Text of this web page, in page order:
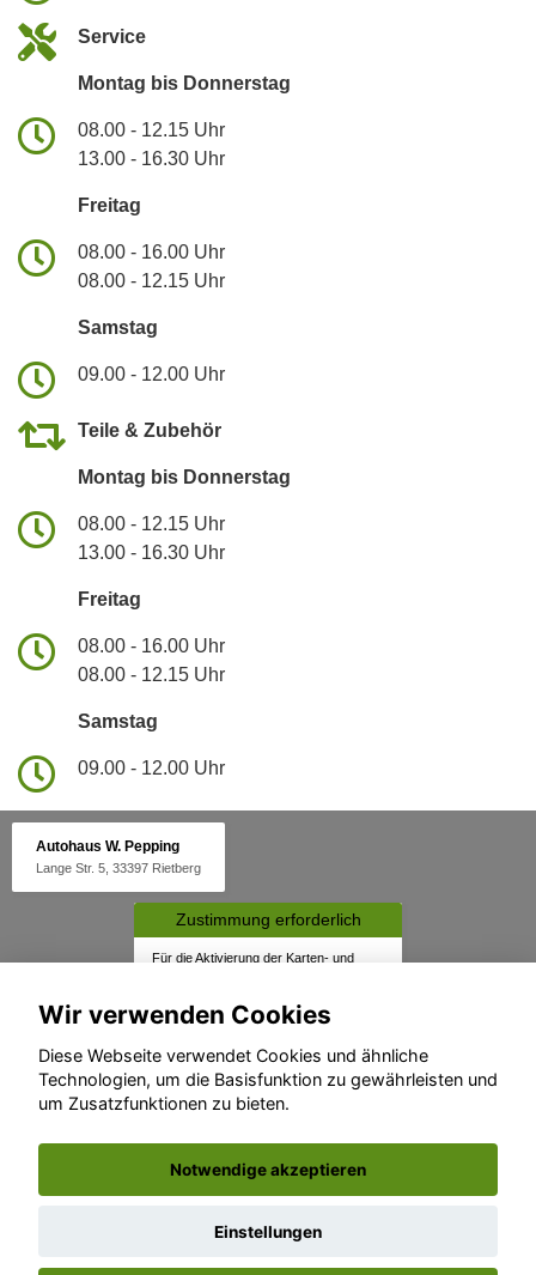
Service
Montag bis Donnerstag
08.00 - 12.15 Uhr
13.00 - 16.30 Uhr
Freitag
08.00 - 16.00 Uhr
08.00 - 12.15 Uhr
Samstag
09.00 - 12.00 Uhr
Teile & Zubehör
Montag bis Donnerstag
08.00 - 12.15 Uhr
13.00 - 16.30 Uhr
Freitag
08.00 - 16.00 Uhr
08.00 - 12.15 Uhr
Samstag
09.00 - 12.00 Uhr
Autohaus W. Pepping
Lange Str. 5, 33397 Rietberg
Zustimmung erforderlich
Für die Aktivierung der Karten- und
Drittanbieter Google LLCerforderlich.
Zustimmen
und aktivieren
Wir verwenden Cookies
Diese Webseite verwendet Cookies und ähnliche
Technologien, um die Basisfunktion zu gewährleisten und
um Zusatzfunktionen zu bieten.
Notwendige akzeptieren
Einstellungen